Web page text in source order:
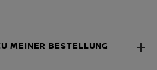
MEINER BESTELLUNG